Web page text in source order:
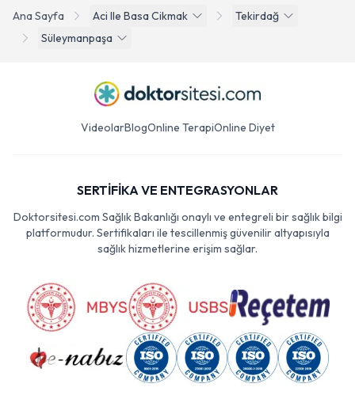
Ana Sayfa Aci Ile Basa Cikmak
Tekirdağ
Süleymanpaşa
VideolarBlogOnline TerapiOnline Diyet
SERTİFİKA VE ENTEGRASYONLAR
Doktorsitesi.com Sağlık Bakanlığı onaylı ve entegreli bir sağlık bilgi
platformudur. Sertifikaları ile tescillenmiş güvenilir altyapısıyla
sağlık hizmetlerine erişim sağlar.